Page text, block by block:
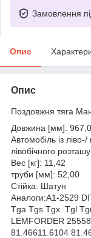
Замовлення
Опис
Опис
Поздовжня тяга
Довжина [мм]:
Автомобіль із
лівобічного
Вес [кг]: 11,42
труби [мм]: 52,00
Стійка: Шатун
Аналоги:A1-2529
Tga Tgs Tgx Tgl
LEMFORDER
81.46611.6104